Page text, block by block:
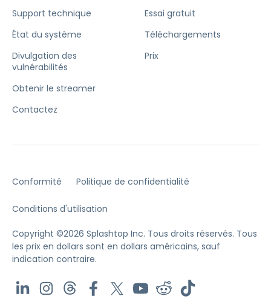
Support technique
État du système
Divulgation des
vulnérabilités
Obtenir le streamer
Contactez
Essai gratuit
Téléchargements
Prix
Conformité Politique de confidentialité
Conditions d'utilisation
Copyright ©2026 Splashtop Inc. Tous droits réservés. Tous
les prix en dollars sont en dollars américains, sauf
indication contraire.